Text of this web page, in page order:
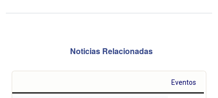
Noticias Relacionadas
Eventos